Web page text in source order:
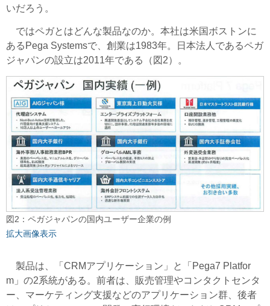
いだろう。
ではペガとはどんな製品なのか。本社は米国ボストンに
あるPega Systemsで、創業は1983年。日本法人であるペガ
ジャパンの設立は2011年である（図2）。
図2：ペガジャパンの国内ユーザー企業の例
拡大画像表示
製品は、「CRMアプリケーション」と「Pega7 Platfor
m」の2系統がある。前者は、販売管理やコンタクトセンタ
ー、マーケティング支援などのアプリケーション群、後者